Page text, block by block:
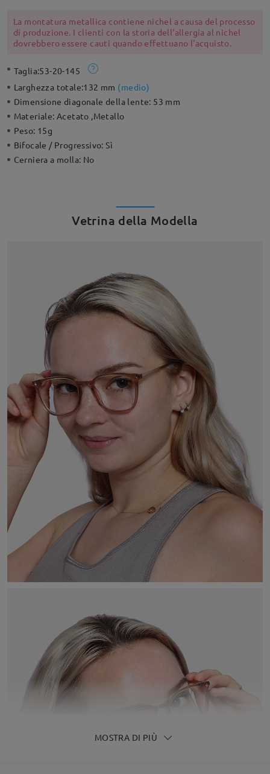
La montatura metallica contiene nichel a causa del processo
di produzione. I clienti con la storia dell'allergia al nichel
dovrebbero essere cauti quando effettuano l'acquisto.
Taglia:53-20-145
Larghezza totale:132 mm (medio)
Dimensione diagonale della lente: 53 mm
Materiale:Acetato ,Metallo
Peso: 15g
Bifocale / Progressivo:Sì
Cerniera a molla: No
Vetrina della Modella
MOSTRA DI PIÙ